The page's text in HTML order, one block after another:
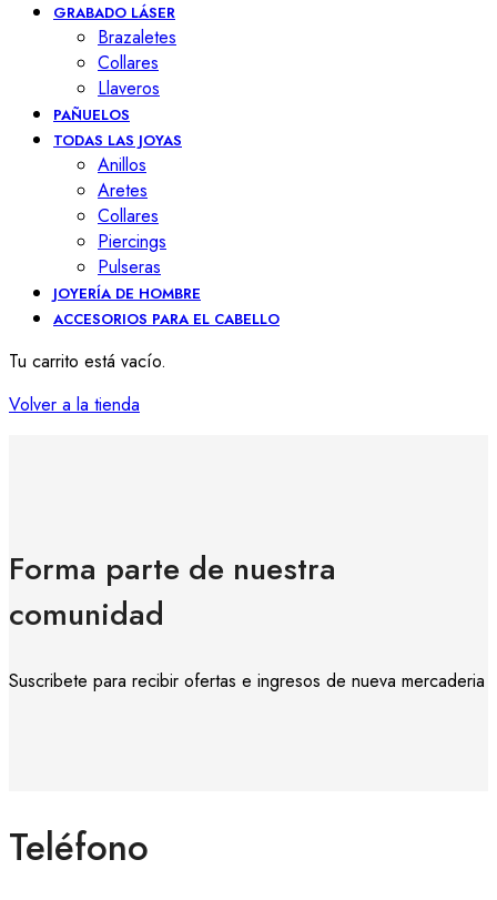
GRABADO LÁSER
Brazaletes
Collares
Llaveros
PAÑUELOS
TODAS LAS JOYAS
Anillos
Aretes
Collares
Piercings
Pulseras
JOYERÍA DE HOMBRE
ACCESORIOS PARA EL CABELLO
Tu carrito está vacío.
Volver a la tienda
Forma parte de nuestra
comunidad
Suscribete para recibir ofertas e ingresos de nueva mercaderia
Teléfono